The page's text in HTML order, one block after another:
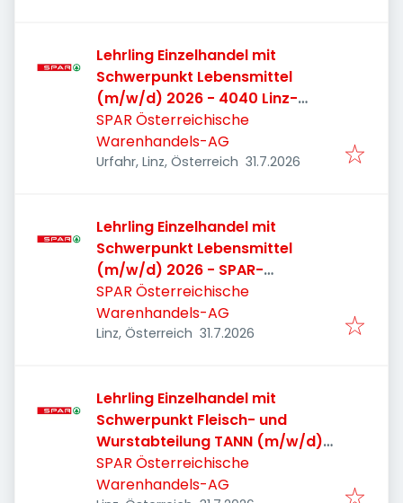
Lehrling Einzelhandel mit
Schwerpunkt Lebensmittel
(m/w/d) 2026 - 4040 Linz-
Dornach
SPAR Österreichische
Warenhandels-AG
Urfahr, Linz, Österreich Veröffentlicht
31.7.2026
Lehrling Einzelhandel mit
Schwerpunkt Lebensmittel
(m/w/d) 2026 - SPAR-
Supermarkt 4020 Linz,
Holzstraße
SPAR Österreichische
Warenhandels-AG
Linz, Österreich Veröffentlicht
31.7.2026
Lehrling Einzelhandel mit
Schwerpunkt Fleisch- und
Wurstabteilung TANN (m/w/d)
2026 - Linz-Wegscheid
SPAR Österreichische
Warenhandels-AG